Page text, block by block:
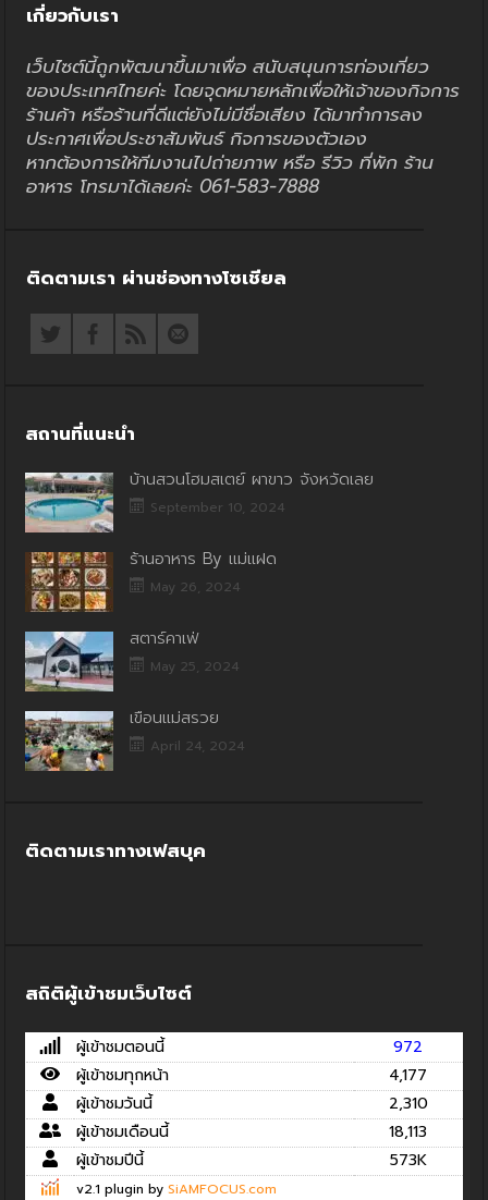
เกี่ยวกับเรา
เว็บไซต์นี้ถูกพัฒนาขึ้นมาเพื่อ สนับสนุนการท่องเที่ยว
ของประเทศไทยค่ะ โดยจุดหมายหลักเพื่อให้เจ้าของกิจการ
ร้านค้า หรือร้านที่ดีแต่ยังไม่มีชื่อเสียง ได้มาทำการลง
ประกาศเพื่อประชาสัมพันธ์ กิจการของตัวเอง
หากต้องการให้ทีมงานไปถ่ายภาพ หรือ รีวิว ที่พัก ร้าน
อาหาร โทรมาได้เลยค่ะ 061-583-7888
ติดตามเรา ผ่านช่องทางโซเชียล
สถานที่แนะนำ
บ้านสวนโฮมสเตย์ ผาขาว จังหวัดเลย
September 10, 2024
ร้านอาหาร By แม่แฝด
May 26, 2024
สตาร์คาเฟ่
May 25, 2024
เขื่อนแม่สรวย
April 24, 2024
ติดตามเราทางเฟสบุค
สถิติผู้เข้าชมเว็บไซต์
ผู้เข้าชมตอนนี้
972
ผู้เข้าชมทุกหน้า
4,177
ผู้เข้าชมวันนี้
2,310
ผู้เข้าชมเดือนนี้
18,113
ผู้เข้าชมปีนี้
573K
v2.1 plugin by SiAMFOCUS.com